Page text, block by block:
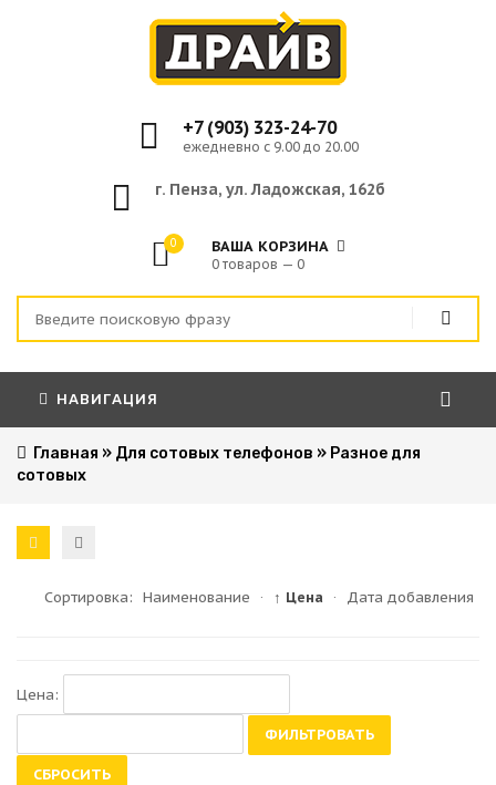
+7 (903) 323-24-70
ежедневно с 9.00 до 20.00
г. Пенза, ул. Ладожская, 162б
0 ВАША КОРЗИНА
0 товаров — 0
НАВИГАЦИЯ
Главная » Для сотовых телефонов » Разное для
сотовых
Сортировка: Наименование · ↑ Цена · Дата добавления
Цена:
ФИЛЬТРОВАТЬ
СБРОСИТЬ